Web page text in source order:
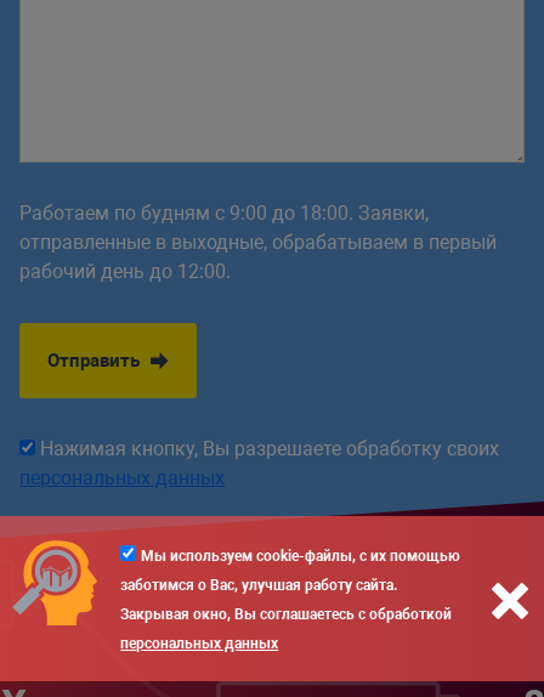
Мы используем cookie-файлы, с их помощью
заботимся о Вас, улучшая работу сайта.
Закрывая окно, Вы соглашаетесь с обработкой
персональных данных
Работаем по будням с 9:00 до 18:00. Заявки,
отправленные в выходные, обрабатываем в первый
рабочий день до 12:00.
Отправить
Нажимая кнопку, Вы разрешаете обработку своих
персональных данных